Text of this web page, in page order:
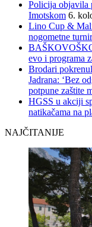
Policija objavila
Imotskom 6.
Lino Cup &
nogometne
evo i programa
Brodari
Jadrana: ‘Bez
potpune zaštite
HGSS u akciji
natikačama na
NAJČITANIJE